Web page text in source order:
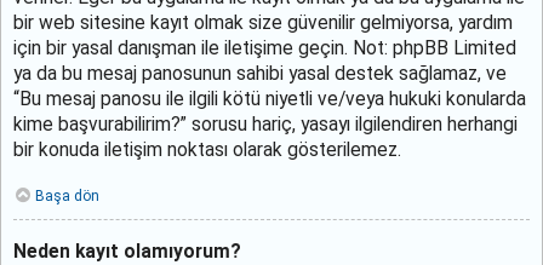
bir web sitesine kayıt olmak size güvenilir gelmiyorsa, yardım
için bir yasal danışman ile iletişime geçin. Not: phpBB Limited
ya da bu mesaj panosunun sahibi yasal destek sağlamaz, ve
“Bu mesaj panosu ile ilgili kötü niyetli ve/veya hukuki konularda
kime başvurabilirim?” sorusu hariç, yasayı ilgilendiren herhangi
bir konuda iletişim noktası olarak gösterilemez.
Başa dön
Neden kayıt olamıyorum?